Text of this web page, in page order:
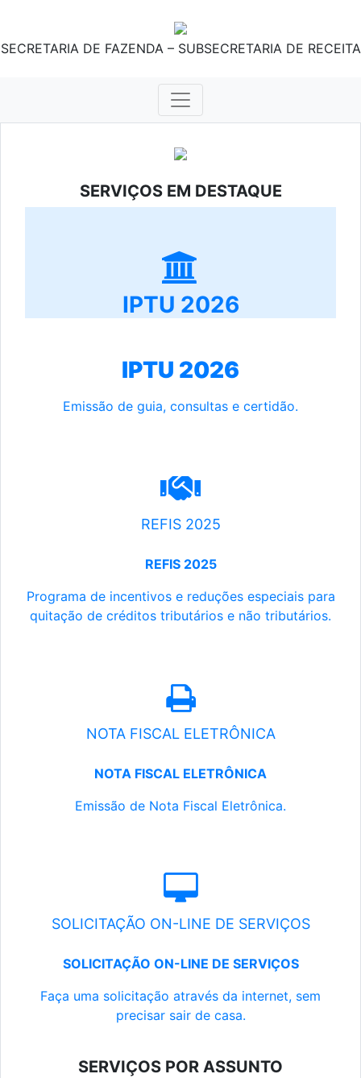
SECRETARIA DE FAZENDA – SUBSECRETARIA DE RECEITA
SERVIÇOS EM DESTAQUE
IPTU 2026
IPTU 2026
Emissão de guia, consultas e certidão.
REFIS 2025
REFIS 2025
Programa de incentivos e reduções especiais para
quitação de créditos tributários e não tributários.
NOTA FISCAL ELETRÔNICA
NOTA FISCAL ELETRÔNICA
Emissão de Nota Fiscal Eletrônica.
SOLICITAÇÃO ON-LINE DE SERVIÇOS
SOLICITAÇÃO ON-LINE DE SERVIÇOS
Faça uma solicitação através da internet, sem
precisar sair de casa.
SERVIÇOS POR ASSUNTO